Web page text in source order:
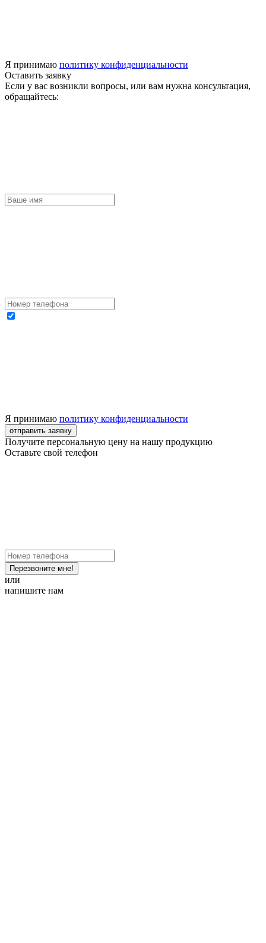
Я принимаю политику конфиденциальности
Оставить заявку
Если у вас возникли вопросы, или вам нужна консультация,
обращайтесь:
Я принимаю политику конфиденциальности
отправить заявку
Получите персональную цену на нашу продукцию
Оставьте свой телефон
Перезвоните мне!
или
напишите нам